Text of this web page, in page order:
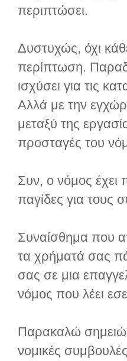
περιπτώσει.
Δυστυχώς, όχι
περίπτωση.
ισχύσει για τις
Αλλά με την
μεταξύ της
προσταγές του
Συν, ο νόμος έχει
παγίδες για τους
Συναίσθημα που
τα χρήματά σας
σας σε μια
νόμος που λέει
Παρακαλώ
νομικές